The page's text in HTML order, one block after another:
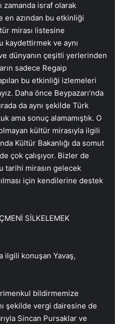
zamanda israf olarak
azından bu etkinliği
mirası listesine
kaydettirmek ve aynı
dünyanın çeşitli yerlerinden
sadece Regaip
bu etkinliği izlemeleri
Daha önce Beypazarı’nda
da aynı şekilde Türk
ama sonuç alamamıştık. O
kültür mirasıyla ilgili
Kültür Bakanlığı da somut
çok çalışıyor. Bizler de
tarihi mirasın gelecek
için kendilerine destek
SİLKELEMEK
ilgili konuşan Yavaş,
bildirmemize
şekilde vergi dairesine de
Sincan Pursaklar ve